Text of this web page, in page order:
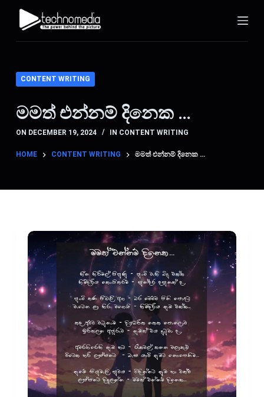
o
CONTENT WRITING
මමත් එන්නම් දිනෙක …
ON DECEMBER 19, 2024 IN CONTENT WRITING
HOME CONTENT WRITING මමත් එන්නම් දිනෙක …